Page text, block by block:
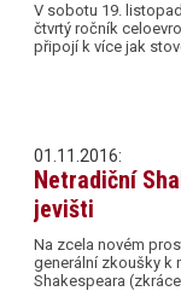
V sobotu 19.
čtvrtý ročník
připojí k více jak
01.11.2016:
Netradiční
jevišti
Na zcela novém
generální zkoušky k
Shakespeara